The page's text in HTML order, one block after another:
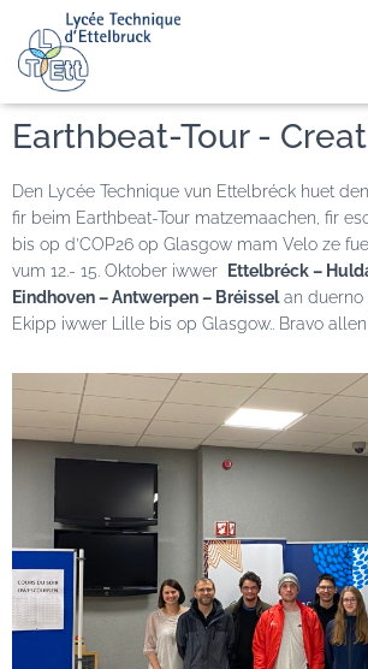
Earthbeat-Tour -
Den Lycée Technique vun Ettelbréck huet
fir beim Earthbeat-Tour matzemaachen, fir
bis op d’COP26 op Glasgow mam Velo ze
vum 12.- 15. Oktober iwwer
Ettelbréck –
Eindhoven – Antwerpen – Bréisselan duerno
Ekipp iwwer Lille bis op Glasgow.. Bravo